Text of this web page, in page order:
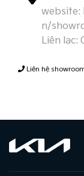
website:
n/
Liên lạc:
Liên hệ